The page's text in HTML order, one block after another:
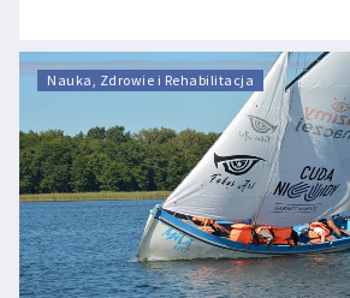
Nauka, Zdrowie i Rehabilitacja